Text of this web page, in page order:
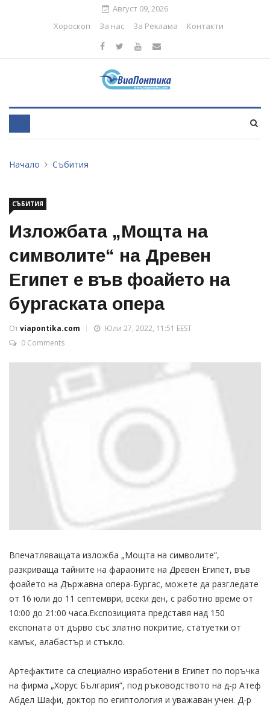
Август 09, 2026
Хороскоп
За нас За Реклама Контакти
Начало Събития
СЪБИТИЯ
Изложбата „Мощта на
символите“ на Древен
Египет е във фоайето на
бургаската опера
Отviapontika.com
Юли 27, 2022, 11:51 EEST
0 Comments
Впечатляващата изложба „Мощта на символите“,
разкриваща тайните на фараоните на Древен Египет, във
фоайето на Държавна опера-Бургас, можете да разгледате
от 16 юли до 11 септември, всеки ден, с работно време от
10:00 до 21:00 часа.Експозицията представя над 150
експоната от дърво със златно покритие, статуетки от
камък, алабастър и стъкло.
Артефактите са специално изработени в Египет по поръчка
на фирма „Хорус България“, под ръководството на д-р Атеф
Абдел Шафи, доктор по египтология и уважаван учен. Д-р